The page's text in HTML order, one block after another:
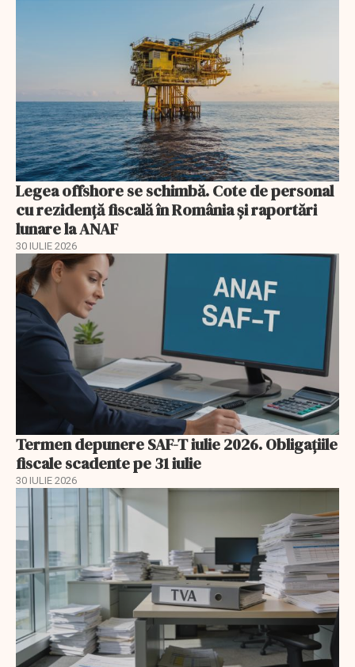
Legea offshore se schimbă. Cote de personal
cu rezidență fiscală în România și raportări
lunare la ANAF
30 IULIE 2026
Termen depunere SAF-T iulie 2026. Obligațiile
fiscale scadente pe 31 iulie
30 IULIE 2026